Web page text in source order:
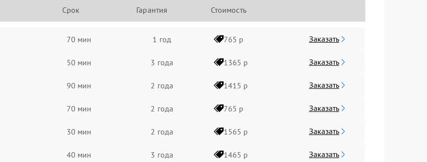
Срок Гарантия Стоимость
70 мин 1 год 765 р Заказать
50 мин 3 года 1365 р Заказать
90 мин 2 года 1415 р Заказать
70 мин 2 года 765 р Заказать
30 мин 2 года 1565 р Заказать
40 мин 3 года 1465 р Заказать